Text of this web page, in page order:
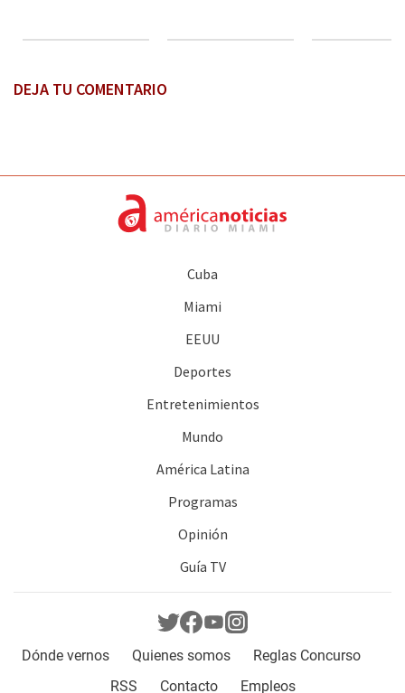
DEJA TU COMENTARIO
Cuba
Miami
EEUU
Deportes
Entretenimientos
Mundo
América Latina
Programas
Opinión
Guía TV
Dónde vernos Quienes somos
Reglas Concurso
RSS
Contacto Empleos